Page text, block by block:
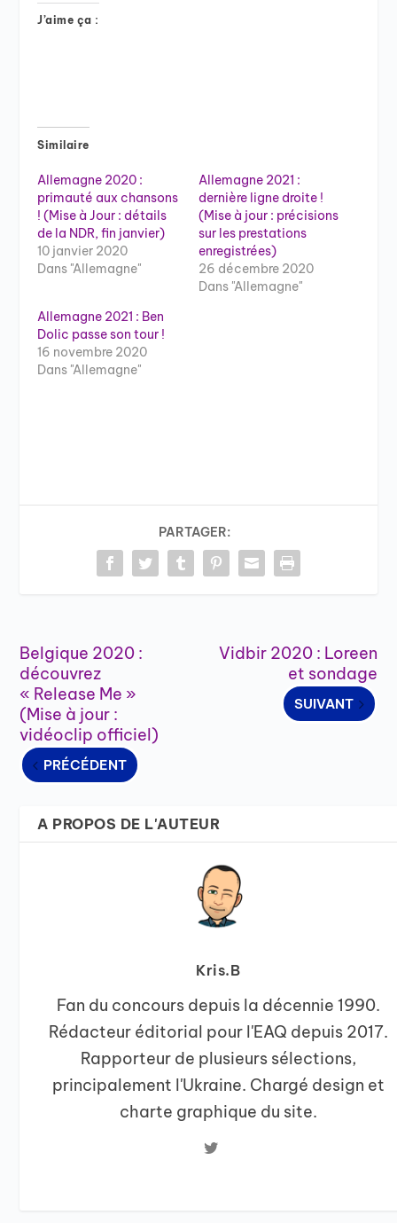
J’aime ça :
Similaire
Allemagne 2020 :
primauté aux chansons
! (Mise à Jour : détails
de la NDR, fin janvier)
10 janvier 2020
Dans "Allemagne"
Allemagne 2021 :
dernière ligne droite !
(Mise à jour : précisions
sur les prestations
enregistrées)
26 décembre 2020
Dans "Allemagne"
Allemagne 2021 : Ben
Dolic passe son tour !
16 novembre 2020
Dans "Allemagne"
PARTAGER:
Belgique 2020 :
découvrez
« Release Me »
(Mise à jour :
vidéoclip officiel)
PRÉCÉDENT
Vidbir 2020 : Loreen
et sondage
SUIVANT
A PROPOS DE L'AUTEUR
Kris.B
Fan du concours depuis la décennie 1990.
Rédacteur éditorial pour l'EAQ depuis 2017.
Rapporteur de plusieurs sélections,
principalement l'Ukraine. Chargé design et
charte graphique du site.